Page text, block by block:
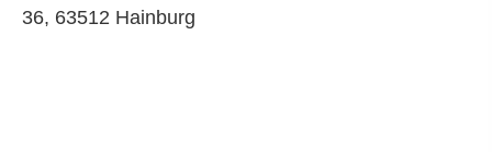
36, 63512 Hainburg